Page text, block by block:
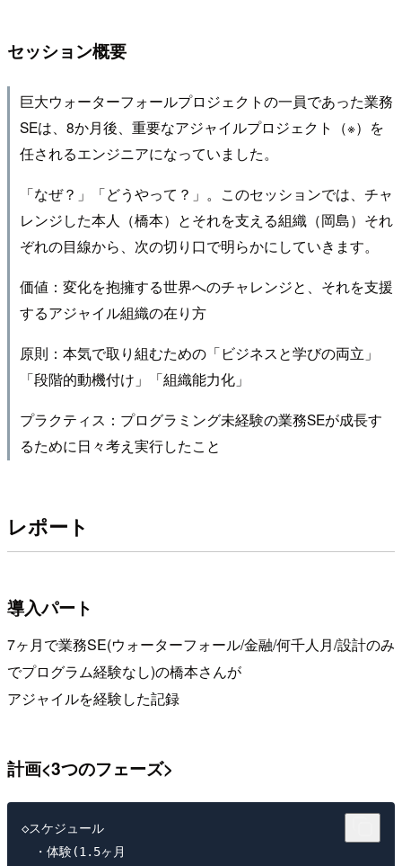
セッション概要
巨大ウォーターフォールプロジェクトの一員であった業務
SEは、8か月後、重要なアジャイルプロジェクト（※）を
任されるエンジニアになっていました。
「なぜ？」「どうやって？」。このセッションでは、チャ
レンジした本人（橋本）とそれを支える組織（岡島）それ
ぞれの目線から、次の切り口で明らかにしていきます。
価値：変化を抱擁する世界へのチャレンジと、それを支援
するアジャイル組織の在り方
原則：本気で取り組むための「ビジネスと学びの両立」
「段階的動機付け」「組織能力化」
プラクティス：プログラミング未経験の業務SEが成長す
るために日々考え実行したこと
レポート
導入パート
7ヶ月で業務SE(ウォーターフォール/金融/何千人月/設計のみ
でプログラム経験なし)の橋本さんが
アジャイルを経験した記録
計画<3つのフェーズ>
◇スケジュール
・体験(1.5ヶ月